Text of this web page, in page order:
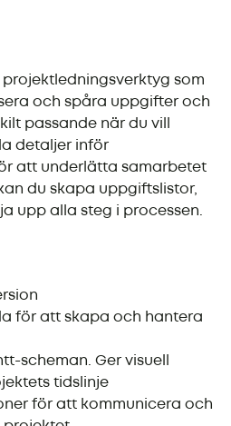
som
och spåra uppgifter och
passande när du vill
detaljer inför
att underlätta samarbetet
du skapa uppgiftslistor,
upp alla steg i processen.
för att skapa och hantera
scheman. Ger visuell
tidslinje
för att kommunicera och